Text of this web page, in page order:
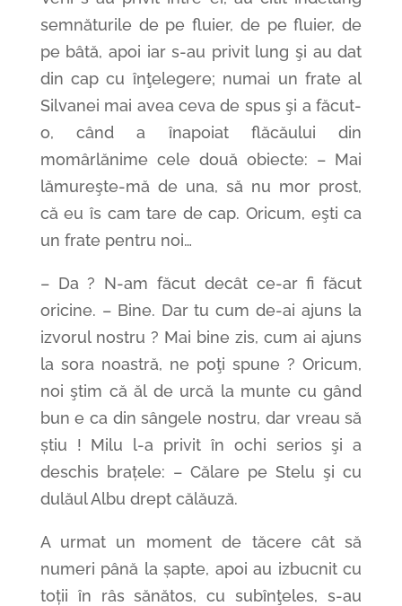
semnăturile de pe fluier, de pe fluier, de
pe bâtă, apoi iar s-au privit lung şi au dat
din cap cu înţelegere; numai un frate al
Silvanei mai avea ceva de spus şi a făcut-
o, când a înapoiat flăcăului din
momârlănime cele două obiecte: – Mai
lămureşte-mă de una, să nu mor prost,
că eu îs cam tare de cap. Oricum, eşti ca
un frate pentru noi…
– Da ? N-am făcut decât ce-ar fi făcut
oricine. – Bine. Dar tu cum de-ai ajuns la
izvorul nostru ? Mai bine zis, cum ai ajuns
la sora noastră, ne poţi spune ? Oricum,
noi ştim că ăl de urcă la munte cu gând
bun e ca din sângele nostru, dar vreau să
știu ! Milu l-a privit în ochi serios şi a
deschis brațele: – Călare pe Stelu şi cu
dulăul Albu drept călăuză.
A urmat un moment de tăcere cât să
numeri până la șapte, apoi au izbucnit cu
toții în râs sănătos, cu subînţeles, s-au